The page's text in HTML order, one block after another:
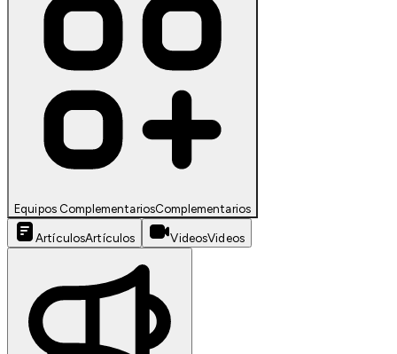
Equipos ComplementariosComplementarios
ArtículosArtículos VideosVideos